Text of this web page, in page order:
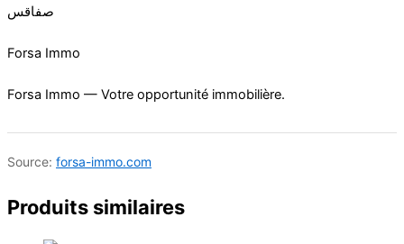
صفاقس
Forsa Immo
Forsa Immo — Votre opportunité immobilière.
Source: forsa-immo.com
Produits similaires